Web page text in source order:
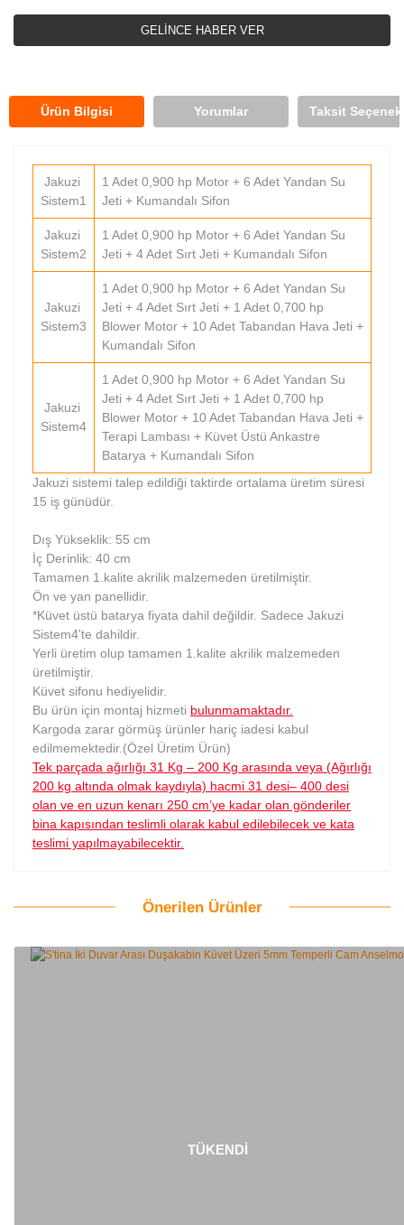
GELİNCE HABER VER
Ürün Bilgisi Yorumlar Taksit
Jakuzi
Sistem1
1 Adet 0,900 hp Motor + 6 Adet Yandan Su
Jeti + Kumandalı Sifon
Jakuzi
Sistem2
1 Adet 0,900 hp Motor + 6 Adet Yandan Su
Jeti + 4 Adet Sırt Jeti + Kumandalı Sifon
Jakuzi
Sistem3
1 Adet 0,900 hp Motor + 6 Adet Yandan Su
Jeti + 4 Adet Sırt Jeti + 1 Adet 0,700 hp
Blower Motor + 10 Adet Tabandan Hava Jeti +
Kumandalı Sifon
Jakuzi
Sistem4
1 Adet 0,900 hp Motor + 6 Adet Yandan Su
Jeti + 4 Adet Sırt Jeti + 1 Adet 0,700 hp
Blower Motor + 10 Adet Tabandan Hava Jeti +
Terapi Lambası + Küvet Üstü Ankastre
Batarya + Kumandalı Sifon
Jakuzi sistemi talep edildiği taktirde ortalama üretim süresi
15 iş günüdür.
Dış Yükseklik: 55 cm
İç Derinlik: 40 cm
Tamamen 1.kalite akrilik malzemeden üretilmiştir.
Ön ve yan panellidir.
*Küvet üstü batarya fiyata dahil değildir. Sadece Jakuzi
Sistem4'te dahildir.
Yerli üretim olup tamamen 1.kalite akrilik malzemeden
üretilmiştir.
Küvet sifonu hediyelidir.
Bu ürün için montaj hizmeti bulunmamaktadır.
Kargoda zarar görmüş ürünler hariç iadesi kabul
edilmemektedir.(Özel Üretim Ürün)
Tek parçada ağırlığı 31 Kg – 200 Kg arasında veya (Ağırlığı
200 kg altında olmak kaydıyla) hacmi 31 desi– 400 desi
olan ve en uzun kenarı 250 cm’ye kadar olan gönderiler
bina kapısından teslimli olarak kabul edilebilecek ve kata
teslimi yapılmayabilecektir.
Önerilen Ürünler
TÜKENDİ